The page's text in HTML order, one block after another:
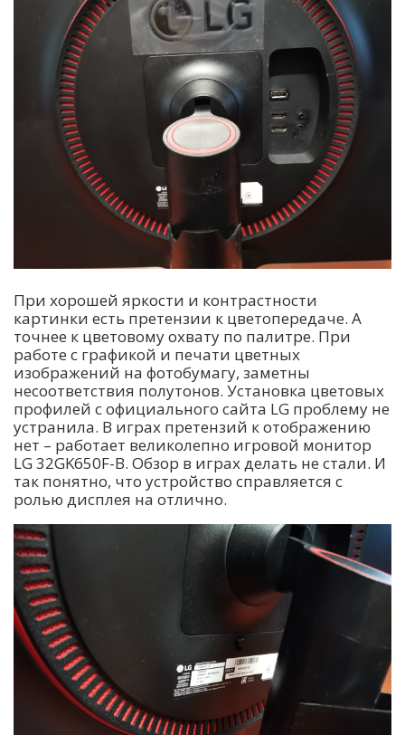
При хорошей яркости и контрастности
картинки есть претензии к цветопередаче. А
точнее к цветовому охвату по палитре. При
работе с графикой и печати цветных
изображений на фотобумагу, заметны
несоответствия полутонов. Установка цветовых
профилей с официального сайта LG проблему не
устранила. В играх претензий к отображению
нет – работает великолепно игровой монитор
LG 32GK650F-B. Обзор в играх делать не стали. И
так понятно, что устройство справляется с
ролью дисплея на отлично.